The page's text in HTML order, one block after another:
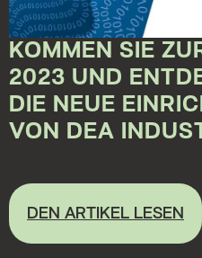
KOMMEN SIE
2023 UND
DIE NEUE
VON DEA
DEN ARTIKEL LESEN